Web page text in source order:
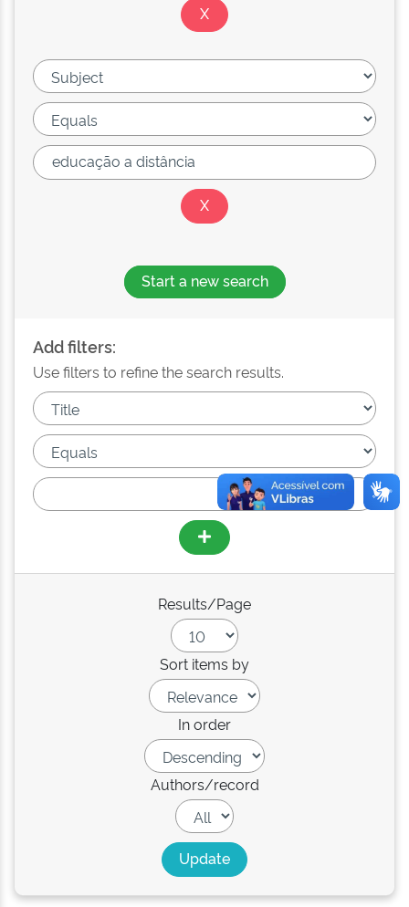
Start a new search
Add filters:
Use filters to refine the search results.
Results/Page
Sort items by
In order
Authors/record